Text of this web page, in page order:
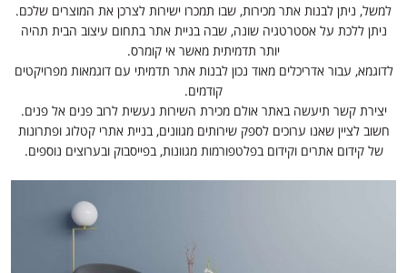
למשל, ניתן לבנות אתר מכירות, שבו תמכרו ישירות לצרכן את המוצרים שלכם.
ניתן ללכת על אסטרטגיה שונה, שבה בניית אתר בתחום עיצוב הבית תהיה
יותר תדמיתית מאשר אי קומרס.
לדוגמא, עבור אדריכלים מאוד נכון לבנות אתר תדמיתי עם דוגמאות מפרויקטים
קודמים.
יצירת קשר תיעשה באתר אולם מכירת השירות נעשית לרוב פנים אל פנים.
חשוב לציין שאנו ערוכים לספק שירותים מגוונים, בניית אתרי קטלוג ופתרונות
של קידום אתרים וקידום בפלטפורמות מגוונות, בפייסבוק ובערוצים נוספים.